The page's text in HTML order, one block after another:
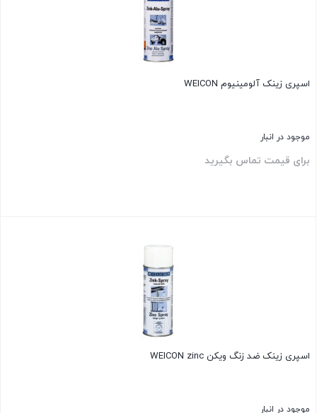
اسپری زینک آلومینیوم WEICON
موجود در انبار
برای قیمت تماس بگیرید
اسپری زینک ضد زنگ ویکن WEICON zinc
موجود در انبار